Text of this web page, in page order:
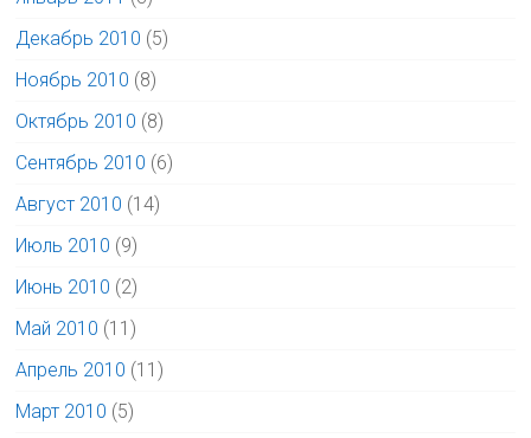
Декабрь 2010 (5)
Ноябрь 2010 (8)
Октябрь 2010 (8)
Сентябрь 2010 (6)
Август 2010 (14)
Июль 2010 (9)
Июнь 2010 (2)
Май 2010 (11)
Апрель 2010 (11)
Март 2010 (5)